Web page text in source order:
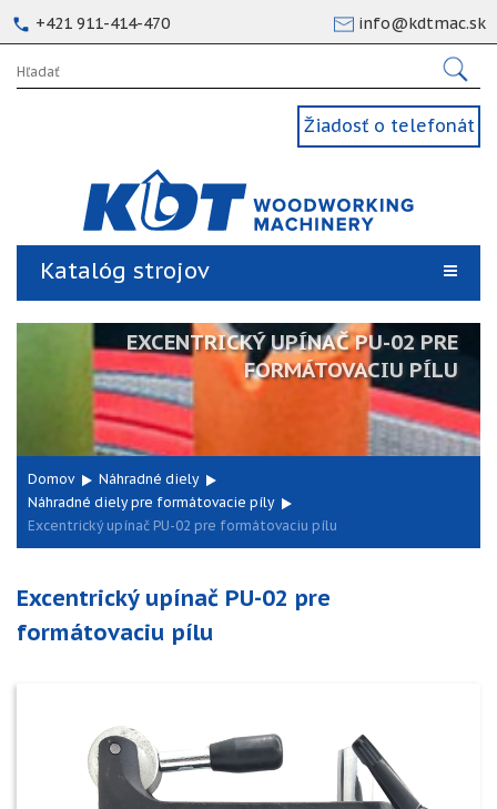
+421 911-414-470 info@kdtmac.sk
Žiadosť o telefonát
Katalóg strojov
EXCENTRICKÝ UPÍNAČ PU-02 PRE
FORMÁTOVACIU PÍLU
Domov
Náhradné diely
Náhradné diely pre formátovacie píly
Excentrický upínač PU-02 pre formátovaciu pílu
Excentrický upínač PU-02 pre
formátovaciu pílu